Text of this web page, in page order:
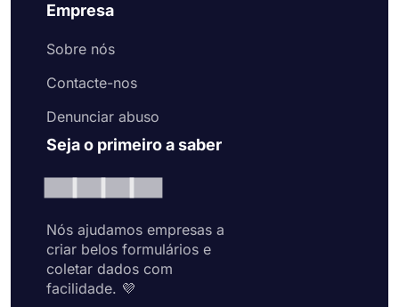
Empresa
Sobre nós
Contacte-nos
Denunciar abuso
Seja o primeiro a saber
Nós ajudamos empresas a
criar belos formulários e
coletar dados com
facilidade. 💜